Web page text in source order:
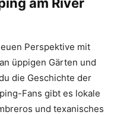
Perspektive mit
üppigen Gärten und
die Geschichte der
Fans gibt es lokale
und texanisches